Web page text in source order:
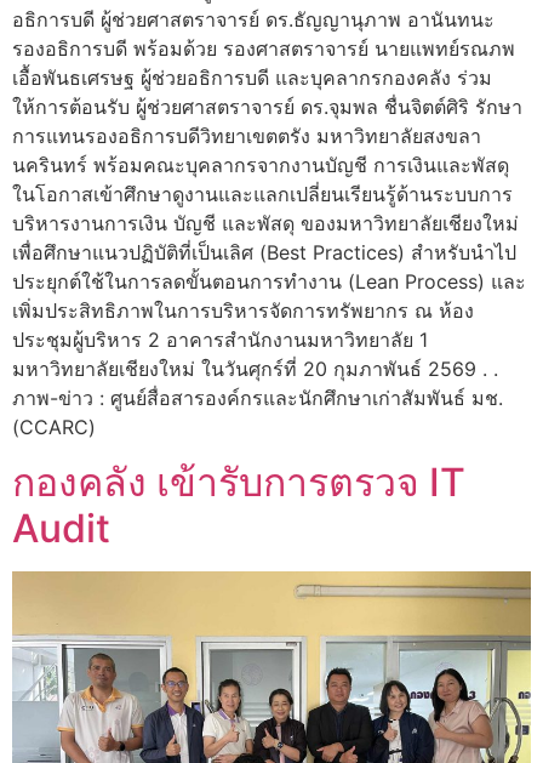
อธิการบดี ผู้ช่วยศาสตราจารย์ ดร.ธัญญานุภาพ อานันทนะ
รองอธิการบดี พร้อมด้วย รองศาสตราจารย์ นายแพทย์รณภพ
เอื้อพันธเศรษฐ ผู้ช่วยอธิการบดี และบุคลากรกองคลัง ร่วม
ให้การต้อนรับ ผู้ช่วยศาสตราจารย์ ดร.จุมพล ชื่นจิตต์ศิริ รักษา
การแทนรองอธิการบดีวิทยาเขตตรัง มหาวิทยาลัยสงขลา
นครินทร์ พร้อมคณะบุคลากรจากงานบัญชี การเงินและพัสดุ
ในโอกาสเข้าศึกษาดูงานและแลกเปลี่ยนเรียนรู้ด้านระบบการ
บริหารงานการเงิน บัญชี และพัสดุ ของมหาวิทยาลัยเชียงใหม่
เพื่อศึกษาแนวปฏิบัติที่เป็นเลิศ (Best Practices) สำหรับนำไป
ประยุกต์ใช้ในการลดขั้นตอนการทำงาน (Lean Process) และ
เพิ่มประสิทธิภาพในการบริหารจัดการทรัพยากร ณ ห้อง
ประชุมผู้บริหาร 2 อาคารสำนักงานมหาวิทยาลัย 1
มหาวิทยาลัยเชียงใหม่ ในวันศุกร์ที่ 20 กุมภาพันธ์ 2569 . .
ภาพ-ข่าว : ศูนย์สื่อสารองค์กรและนักศึกษาเก่าสัมพันธ์ มช.
(CCARC)
กองคลัง เข้ารับการตรวจ IT
Audit